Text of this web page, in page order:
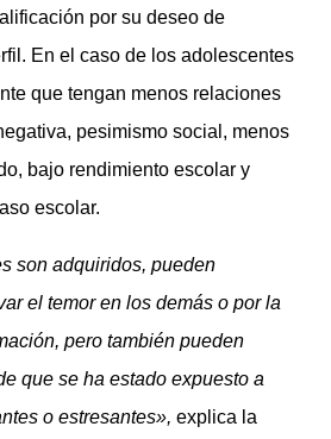
por su deseo de
En el caso de los adolescentes
que tengan menos relaciones
pesimismo social, menos
bajo rendimiento escolar y
escolar.
son adquiridos, pueden
el temor en los demás o por la
pero también pueden
que se ha estado expuesto a
o estresantes», explica la